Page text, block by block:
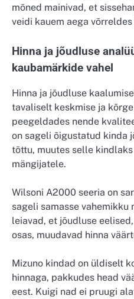
mõned mainivad, et
veidi kauem aega
Hinna ja jõudluse
kaubamärkide vahel
Hinna ja jõudluse
tavaliselt keskmise ja
peegeldades nende
on sageli õigustatud kinda
tõttu, muutes selle
mängijatele.
Wilsoni A2000 seeria on
sageli samasse vahemikku
leiavad, et jõudluse
osas, muudavad hinna
Mizuno kindad on üldiselt
hinnaga, pakkudes head
eest. Kuigi nad ei pruugi